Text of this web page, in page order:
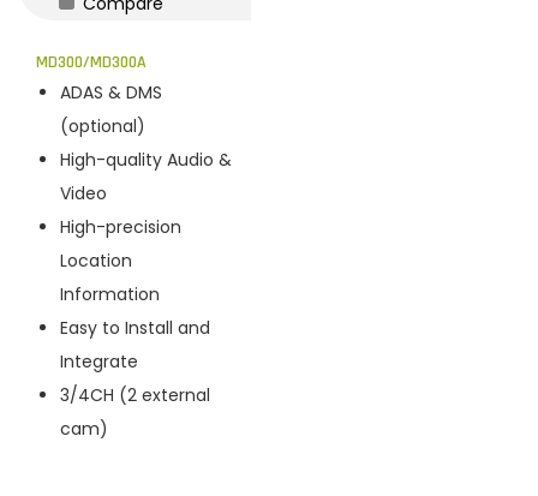
MD300/MD300A
ADAS & DMS
(optional)
High-quality Audio &
Video
High-precision
Location
Information
Easy to Install and
Integrate
3/4CH (2 external
cam)